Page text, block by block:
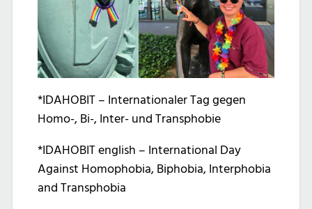
*IDAHOBIT – Internationaler Tag gegen
Homo-, Bi-, Inter- und Transphobie
*IDAHOBIT english – International Day
Against Homophobia, Biphobia, Interphobia
and Transphobia